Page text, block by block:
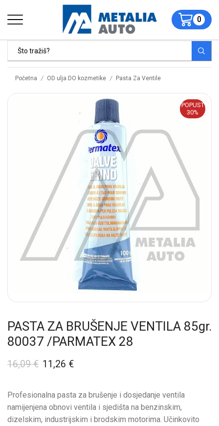
0
Početna / OD ulja DO kozmetike / Pasta Za Ventile
POPUST
30%
PASTA ZA BRUŠENJE VENTILA 85gr.
80037 /PARMATEX 28
16,09€ 11,26 €
Profesionalna pasta za brušenje i dosjedanje ventila
namijenjena obnovi ventila i sjedišta na benzinskim,
dizelskim, industrijskim i brodskim motorima. Učinkovito